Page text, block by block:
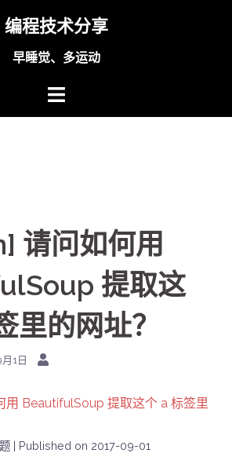
编程技术分享
早睡觉、多运动
请问如何用
提取这
里的网址？
1日
用 BeautifulSoup 提取这个 a 标签里
Published on 2017-09-01